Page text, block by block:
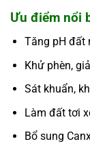
Ưu điểm nổi
Tăng pH đất
Khử phèn,
Sát khuẩn,
Làm đất tơi
Bổ sung